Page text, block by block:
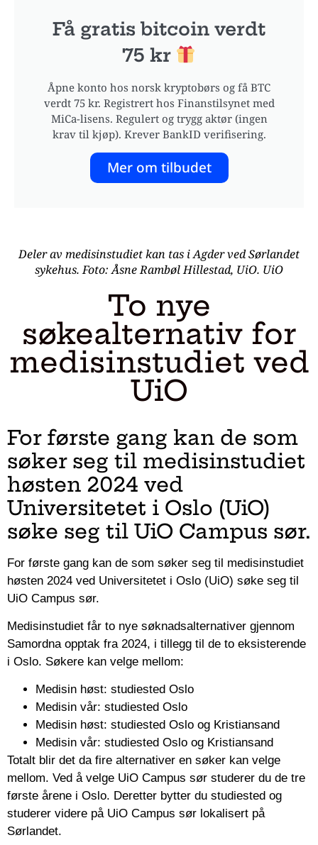
Få gratis bitcoin verdt
75 kr
Åpne konto hos norsk kryptobørs og få BTC
verdt 75 kr. Registrert hos Finanstilsynet med
MiCa-lisens. Regulert og trygg aktør (ingen
krav til kjøp). Krever BankID verifisering.
Mer om tilbudet
Deler av medisinstudiet kan tas i Agder ved Sørlandet
sykehus. Foto: Åsne Rambøl Hillestad, UiO. UiO
To nye
søkealternativ for
medisinstudiet ved
UiO
For første gang kan de som
søker seg til medisinstudiet
høsten 2024 ved
Universitetet i Oslo (UiO)
søke seg til UiO Campus sør.
For første gang kan de som søker seg til medisinstudiet
høsten 2024 ved Universitetet i Oslo (UiO) søke seg til
UiO Campus sør.
Medisinstudiet får to nye søknadsalternativer gjennom
Samordna opptak fra 2024, i tillegg til de to eksisterende
i Oslo. Søkere kan velge mellom:
Medisin høst: studiested Oslo
Medisin vår: studiested Oslo
Medisin høst: studiested Oslo og Kristiansand
Medisin vår: studiested Oslo og Kristiansand
Totalt blir det da fire alternativer en søker kan velge
mellom. Ved å velge UiO Campus sør studerer du de tre
første årene i Oslo. Deretter bytter du studiested og
studerer videre på UiO Campus sør lokalisert på
Sørlandet.